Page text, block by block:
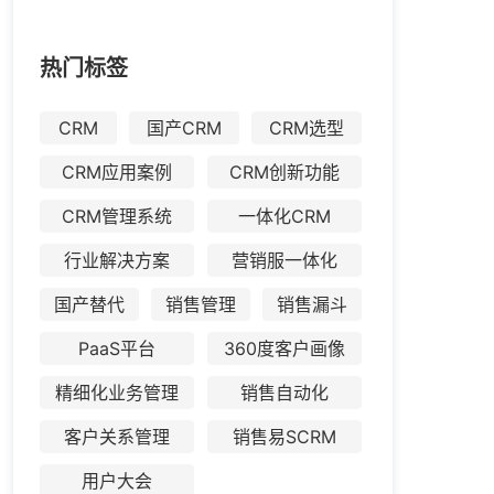
热门标签
CRM 国产CRM
CRM选型
CRM应用案例
CRM创新功能
CRM管理系统
一体化CRM
行业解决方案
营销服一体化
国产替代
销售管理
销售漏斗
PaaS平台
360度客户画像
精细化业务管理
销售自动化
客户关系管理
销售易SCRM
用户大会